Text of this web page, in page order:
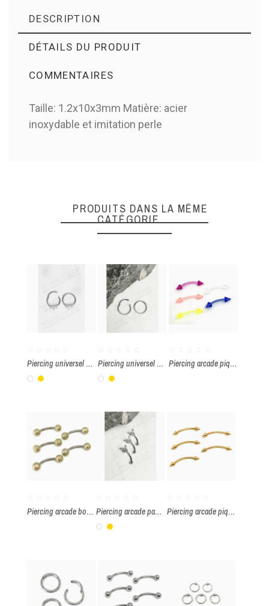
DESCRIPTION
DÉTAILS DU PRODUIT
COMMENTAIRES
Taille: 1.2x10x3mm Matière: acier
inoxydable et imitation perle
Il n'y a pas d'avis en ce moment.
PRODUITS DANS LA MÊME
CATÉGORIE
Piercing universel à charnière zirconium 1.2x10mm par paquet de 2 pièces
Blanc
Or
Piercing universel à charnière zirconium 1.2x10mm par paquet de 2 pièces
Blanc
Or
Piercing arcade pique 1.2x8mm par paquet de 5 pièces
Piercing arcade boule 1.2x8mm par paquet de 5 pièces Piercing arcade papillon 1.2x10mm par paquet de 3 pièces
Blanc
Or
Piercing arcade pique 1.2x12mm par paquet de 5 pièces